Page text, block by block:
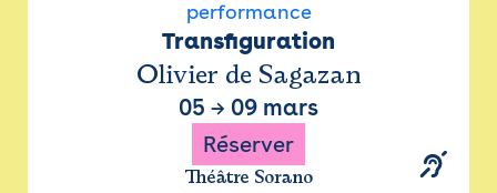
performance
Transfiguration
Olivier de Sagazan
05 → 09 mars
Réserver
Théâtre Sorano